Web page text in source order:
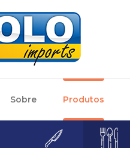
Sobre Produtos